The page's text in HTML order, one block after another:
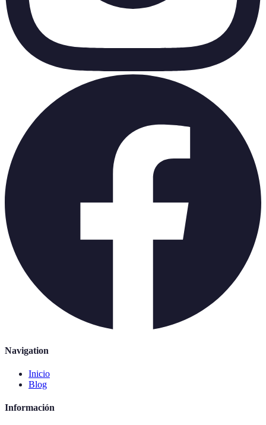
Navigation
Inicio
Blog
Información